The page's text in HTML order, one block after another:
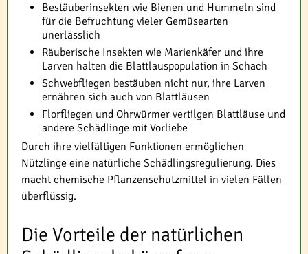
Bestäuberinsekten wie Bienen und Hummeln sind
für die Befruchtung vieler Gemüsearten
unerlässlich
Räuberische Insekten wie Marienkäfer und ihre
Larven halten die Blattlauspopulation in Schach
Schwebfliegen bestäuben nicht nur, ihre Larven
ernähren sich auch von Blattläusen
Florfliegen und Ohrwürmer vertilgen Blattläuse und
andere Schädlinge mit Vorliebe
Durch ihre vielfältigen Funktionen ermöglichen
Nützlinge eine natürliche Schädlingsregulierung. Dies
macht chemische Pflanzenschutzmittel in vielen Fällen
überflüssig.
Die Vorteile der natürlichen